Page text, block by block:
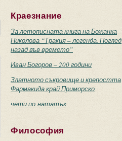
Краезнание
За летописната книга на Божанка
Николова “Тракия – легенда. Поглед
назад във времето”
Иван Богоров – 200 години
Златното съкровище и крепостта
Фармакида край Приморско
чети по-нататък
Философия